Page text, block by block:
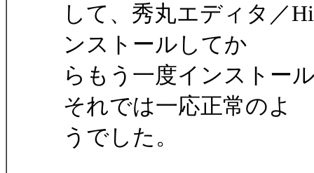
して、秀丸エディタ／
ンストールしてか
らもう一度インストー
それでは一応正常のよ
うでした。